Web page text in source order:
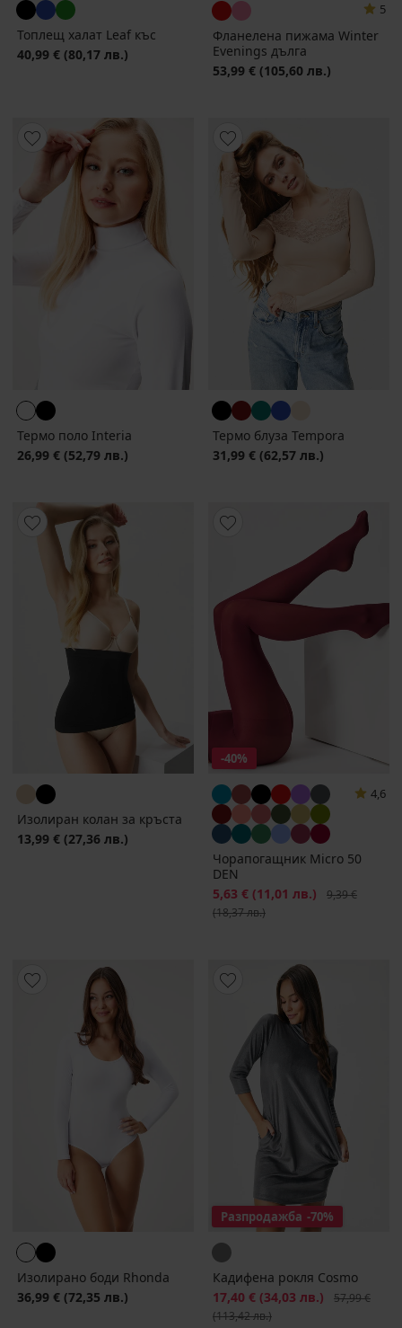
Топлещ халат Leaf къс
40,99 € (80,17 лв.)
5
Фланелена пижама Winter
Evenings дълга
53,99 € (105,60 лв.)
Термо поло Interia
26,99 € (52,79 лв.)
Термо блуза Tempora
31,99 € (62,57 лв.)
Изолиран колан за кръста
13,99 € (27,36 лв.)
-40%
4,6
Чорапогащник Micro 50
DEN
Намаление
5,63 € (11,01 лв.)
9,39 €
(18,37 лв.)
Изолирано боди Rhonda
36,99 € (72,35 лв.)
Разпродажба -70%
Кадифена рокля Cosmo
Намаление
17,40 € (34,03 лв.)
57,99 €
(113,42 лв.)